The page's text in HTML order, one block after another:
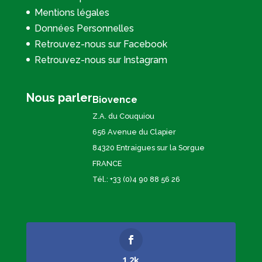
Mentions légales
Données Personnelles
Retrouvez-nous sur Facebook
Retrouvez-nous sur Instagram
Nous parlerBiovence
Z.A. du Couquiou
656 Avenue du Clapier
84320 Entraigues sur la Sorgue
FRANCE
Tél.: +33 (0)4 90 88 56 26